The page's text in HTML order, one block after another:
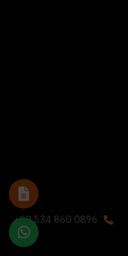
+90 534 860 0896